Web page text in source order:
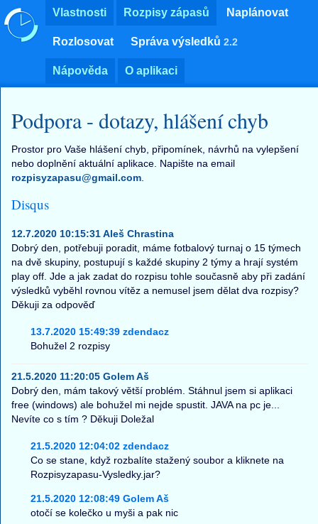
Vlastnosti Rozpisy zápasů Naplánovat
Rozlosovat Správa výsledků 2.2
Nápověda O aplikaci
Podpora - dotazy, hlášení chyb
Prostor pro Vaše hlášení chyb, připomínek, návrhů na vylepšení
nebo doplnění aktuální aplikace. Napište na email
rozpisyzapasu@gmail.com.
Disqus
12.7.2020 10:15:31 Aleš Chrastina
Dobrý den, potřebuji poradit, máme fotbalový turnaj o 15 týmech
na dvě skupiny, postupují s každé skupiny 2 týmy a hrají systém
play off. Jde a jak zadat do rozpisu tohle současně aby při zadání
výsledků vyběhl rovnou vítěz a nemusel jsem dělat dva rozpisy?
Děkuji za odpověď
13.7.2020 15:49:39 zdendacz
Bohužel 2 rozpisy
21.5.2020 11:20:05 Golem Aš
Dobrý den, mám takový větší problém. Stáhnul jsem si aplikaci
free (windows) ale bohužel mi nejde spustit. JAVA na pc je...
Nevíte co s tím ? Děkuji Doležal
21.5.2020 12:04:02 zdendacz
Co se stane, když rozbalíte stažený soubor a kliknete na
Rozpisyzapasu-Vysledky.jar?
21.5.2020 12:08:49 Golem Aš
otočí se kolečko u myši a pak nic